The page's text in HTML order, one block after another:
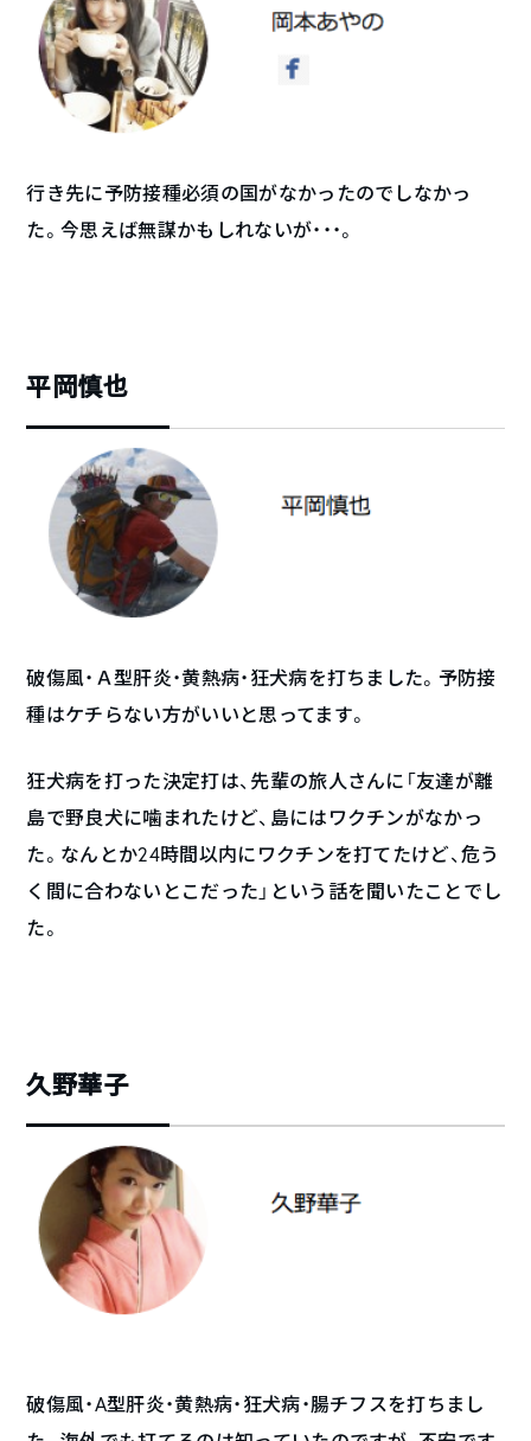
行き先に予防接種必須の国がなかったのでしなかっ
た。今思えば無謀かもしれないが・・・。
平岡慎也
破傷風・Ａ型肝炎・黄熱病・狂犬病を打ちました。予防接
種はケチらない方がいいと思ってます。
狂犬病を打った決定打は、先輩の旅人さんに「友達が離
島で野良犬に噛まれたけど、島にはワクチンがなかっ
た。なんとか24時間以内にワクチンを打てたけど、危う
く間に合わないとこだった」という話を聞いたことでし
た。
久野華子
破傷風・A型肝炎・黄熱病・狂犬病・腸チフスを打ちまし